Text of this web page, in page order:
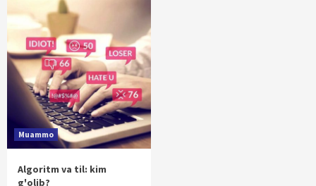
Muammo
Algoritm va til: kim
g'olib?